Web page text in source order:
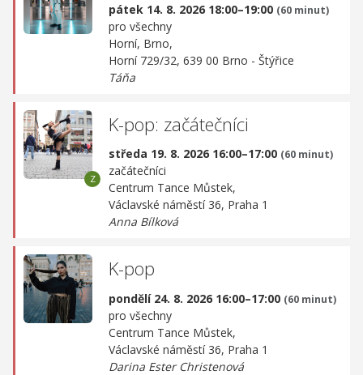
pátek 14. 8. 2026 18:00–19:00 (60 minut)
pro všechny
Horní, Brno,
Horní 729/32, 639 00 Brno - Štýřice
Táňa
K-pop: začátečníci
středa 19. 8. 2026 16:00–17:00 (60 minut)
začátečníci
Centrum Tance Můstek,
Václavské náměstí 36, Praha 1
Anna Bílková
K-pop
pondělí 24. 8. 2026 16:00–17:00 (60 minut)
pro všechny
Centrum Tance Můstek,
Václavské náměstí 36, Praha 1
Darina Ester Christenová